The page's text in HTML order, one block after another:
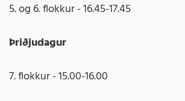
5. og 6. flokkur - 16.45-17.45
Þriðjudagur
7. flokkur - 15.00-16.00